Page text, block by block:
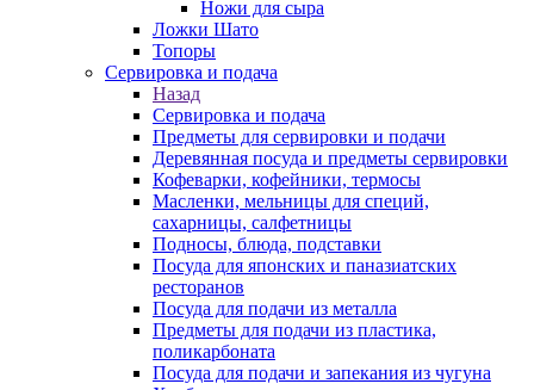
Ножи для сыра
Ложки Шато
Топоры
Сервировка и подача
Назад
Сервировка и подача
Предметы для сервировки и подачи
Деревянная посуда и предметы сервировки
Кофеварки, кофейники, термосы
Масленки, мельницы для специй,
сахарницы, салфетницы
Подносы, блюда, подставки
Посуда для японских и паназиатских
ресторанов
Посуда для подачи из металла
Предметы для подачи из пластика,
поликарбоната
Посуда для подачи и запекания из чугуна